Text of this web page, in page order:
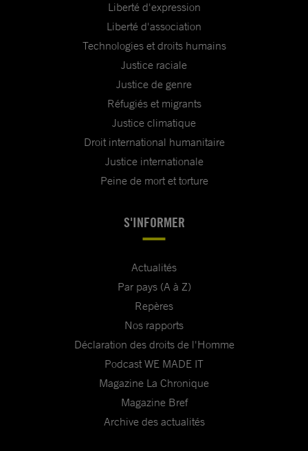
Liberté d'expression
Liberté d'association
Technologies et droits humains
Justice raciale
Justice de genre
Réfugiés et migrants
Justice climatique
Droit international humanitaire
Justice internationale
Peine de mort et torture
S'INFORMER
Actualités
Par pays (A à Z)
Repères
Nos rapports
Déclaration des droits de l'Homme
Podcast WE MADE IT
Magazine La Chronique
Magazine Bref
Archive des actualités